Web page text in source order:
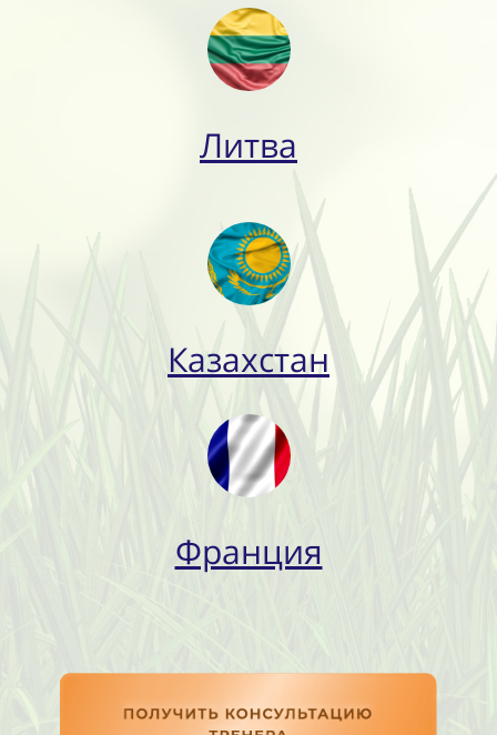
Литва
Казахстан
Франция